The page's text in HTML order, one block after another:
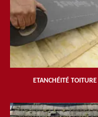
ETANCHÉITÉ